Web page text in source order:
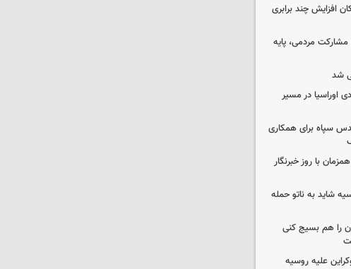
افزایش چند برابری
مردمی، پایه
شد
اوراسیا در مسیر
سپاه برای همکاری
با روز خبرنگار
شاید به ناتو حمله
را هم بسیج کنی
علیه روسیه